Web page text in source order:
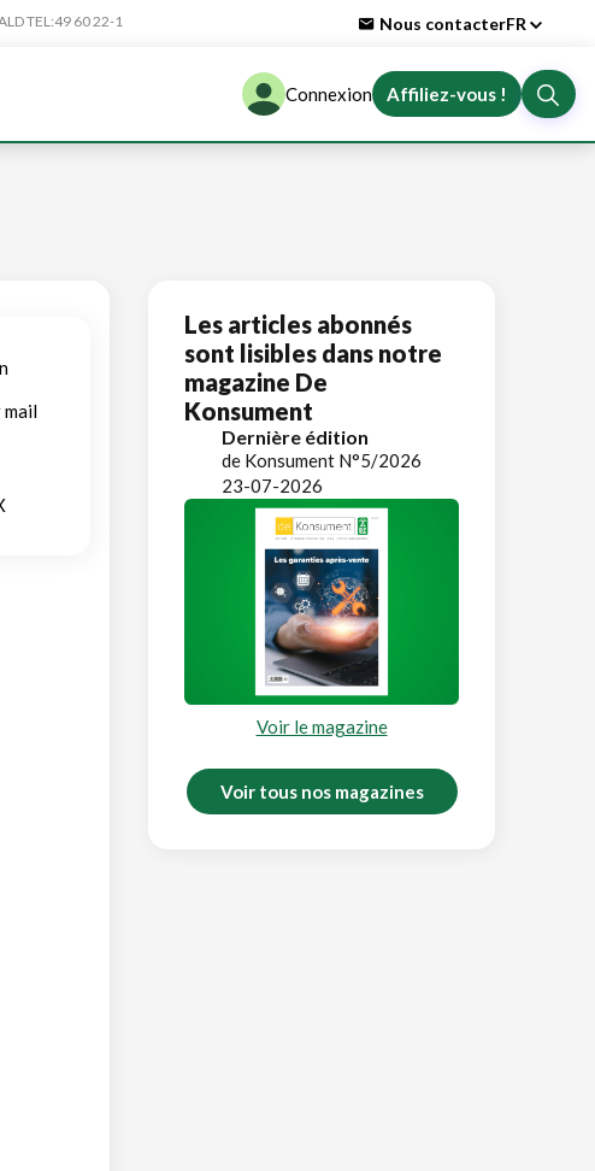
TEL:49 60 22-1 Nous contacterFR
Connexion Affiliez-vous !
mail
Les articles abonnés
sont lisibles dans notre
magazine De
Konsument
Dernière édition
de Konsument N°5/2026
23-07-2026
Voir le magazine
Voir tous nos magazines